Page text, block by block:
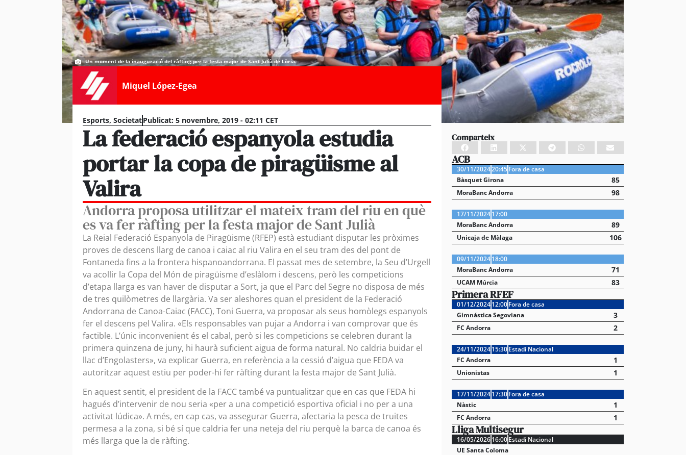
Un moment de la inauguració del ràfting per la festa major de Sant Julià de Lòria.
Miquel López-Egea
Esports, SocietatPublicat: 5 novembre, 2019 - 02:11 CET
La federació espanyola estudia
portar la copa de piragüisme al
Valira
Andorra proposa utilitzar el mateix tram del riu en què
es va fer ràfting per la festa major de Sant Julià
La Reial Federació Espanyola de Piragüisme (RFEP) està estudiant disputar les pròximes
proves de descens llarg de canoa i caiac al riu Valira en el seu tram des del pont de
Fontaneda fins a la frontera hispanoandorrana. El passat mes de setembre, la Seu d’Urgell
va acollir la Copa del Món de piragüisme d’eslàlom i descens, però les competicions
d’etapa llarga es van haver de disputar a Sort, ja que el Parc del Segre no disposa de més
de tres quilòmetres de llargària. Va ser aleshores quan el president de la Federació
Andorrana de Canoa-Caiac (FACC), Toni Guerra, va proposar als seus homòlegs espanyols
fer el descens pel Valira. «Els responsables van pujar a Andorra i van comprovar que és
factible. L’únic inconvenient és el cabal, però si les competicions se celebren durant la
primera quinzena de juny, hi haurà suficient aigua de forma natural. No caldria buidar el
llac d’Engolasters», va explicar Guerra, en referència a la cessió d’aigua que FEDA va
autoritzar aquest estiu per poder-hi fer ràfting durant la festa major de Sant Julià.
En aquest sentit, el president de la FACC també va puntualitzar que en cas que FEDA hi
hagués d’intervenir de nou seria «per a una competició esportiva oficial i no per a una
activitat lúdica». A més, en cap cas, va assegurar Guerra, afectaria la pesca de truites
permesa a la zona, si bé sí que caldria fer una neteja del riu perquè la barca de canoa és
més llarga que la de ràfting.
Comparteix
ACB
30/11/202420:45 Fora de casa
Bàsquet Girona
85
MoraBanc Andorra 98
17/11/2024 17:00
MoraBanc Andorra
89
Unicaja de Màlaga 106
09/11/2024 18:00
MoraBanc Andorra
71
UCAM Múrcia 83
Primera RFEF
01/12/2024 12:00 Fora de casa
Gimnástica Segoviana
3
FC Andorra 2
24/11/2024 15:30 Estadi Nacional
FC Andorra
1
Unionistas 1
17/11/2024 17:30 Fora de casa
Nàstic
1
FC Andorra 1
Lliga Multisegur
16/05/2026 16:00 Estadi Nacional
UE Santa Coloma